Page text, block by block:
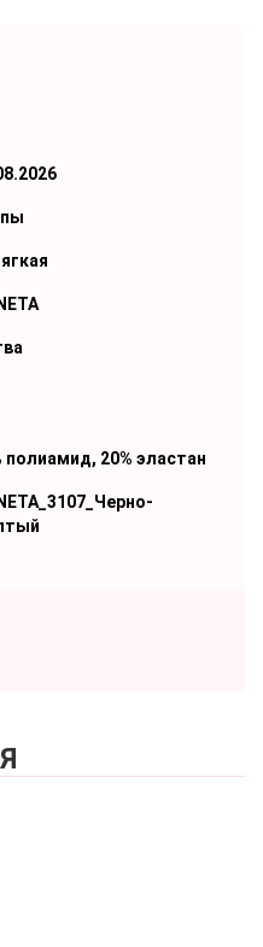
полиамид, 20% эластан